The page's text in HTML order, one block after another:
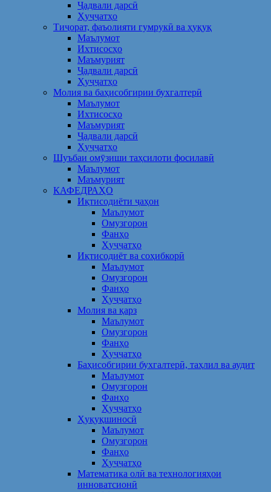
Ҷадвали дарсӣ
Ҳуҷҷатҳо
Тиҷорат, фаъолияти гумрукӣ ва ҳуқуқ
Маълумот
Ихтисосҳо
Маъмурият
Ҷадвали дарсӣ
Ҳуҷҷатҳо
Молия ва баҳисобгирии бухгалтерӣ
Маълумот
Ихтисосҳо
Маъмурият
Ҷадвали дарсӣ
Ҳуҷҷатҳо
Шуъбаи омӯзиши таҳсилоти фосилавӣ
Маълумот
Маъмурият
КАФЕДРАҲО
Иқтисодиёти ҷаҳон
Маълумот
Омузгорон
Фанҳо
Ҳуҷҷатҳо
Иқтисодиёт ва соҳибкорӣ
Маълумот
Омузгорон
Фанҳо
Ҳуҷҷатҳо
Молия ва қарз
Маълумот
Омузгорон
Фанҳо
Ҳуҷҷатҳо
Баҳисобгирии бухгалтерӣ, таҳлил ва аудит
Маълумот
Омузгорон
Фанҳо
Ҳуҷҷатҳо
Ҳуқуқшиносӣ
Маълумот
Омузгорон
Фанҳо
Ҳуҷҷатҳо
Математика олӣ ва технологияҳои
инноватсионӣ